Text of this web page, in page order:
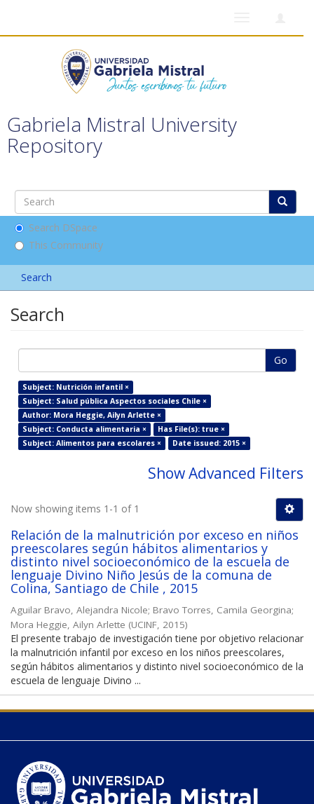
Gabriela Mistral University
Repository
Search DSpace
This Community
Search
Search
Go
Subject: Nutrición infantil ×
Subject: Salud pública Aspectos sociales Chile ×
Author: Mora Heggie, Ailyn Arlette ×
Subject: Conducta alimentaria ×
Has File(s): true ×
Subject: Alimentos para escolares ×
Date issued: 2015 ×
Show Advanced Filters
Now showing items 1-1 of 1
Relación de la malnutrición por exceso en niños
preescolares según hábitos alimentarios y
distinto nivel socioeconómico de la escuela de
lenguaje Divino Niño Jesús de la comuna de
Colina, Santiago de Chile , 2015
Aguilar Bravo, Alejandra Nicole; Bravo Torres, Camila Georgina;
Mora Heggie, Ailyn Arlette (UCINF, 2015)
El presente trabajo de investigación tiene por objetivo relacionar
la malnutrición infantil por exceso en los niños preescolares,
según hábitos alimentarios y distinto nivel socioeconómico de la
escuela de lenguaje Divino ...